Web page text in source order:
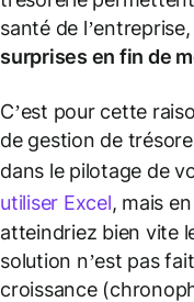
santé de
surprises en fin de
C’est pour cette
de gestion de
dans le pilotage de
utiliser Excel, mais
atteindriez bien vite
solution n’est pas
croissance (